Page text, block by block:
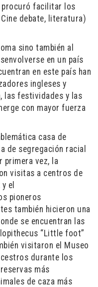
procuró facilitar los
debate, literatura)
sino también al
en un país
en este país han
ingleses y
las festividades y las
con mayor fuerza
casa de
de segregación racial
primera vez, la
visitas a centros de
el
pioneros
también hicieron una
se encuentran las
“Little foot”
visitaron el Museo
durante los
más
de caza más